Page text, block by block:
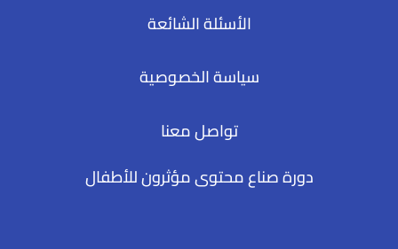
الأسئلة الشائعة
سياسة الخصوصية
تواصل معنا
دورة صناع محتوى مؤثرون للأطفال